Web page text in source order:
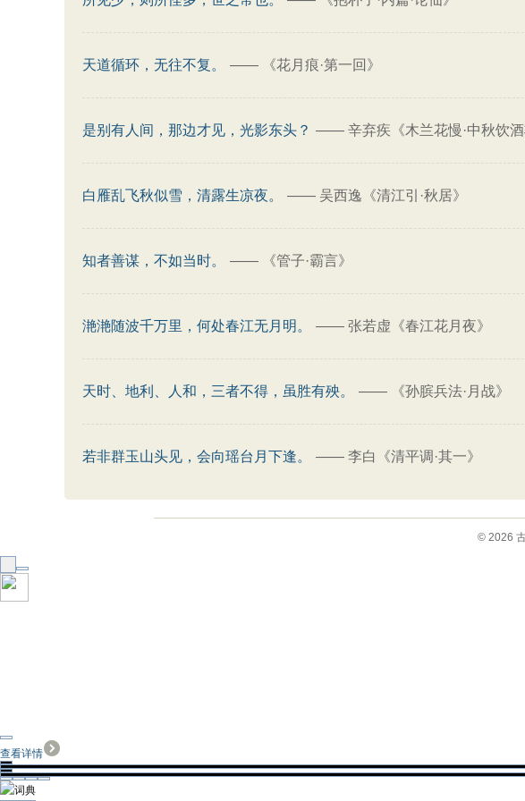
天道循环，无往不复。 —— 《花月痕·第一回》
是别有人间，那边才见，光影东头？ —— 辛弃疾《木兰花慢·中秋饮
白雁乱飞秋似雪，清露生凉夜。 —— 吴西逸《清江引·秋居》
知者善谋，不如当时。 —— 《管子·霸言》
滟滟随波千万里，何处春江无月明。 —— 张若虚《春江花月夜》
天时、地利、人和，三者不得，虽胜有殃。 —— 《孙膑兵法·月战》
若非群玉山头见，会向瑶台月下逢。 —— 李白《清平调·其一》
© 2026
查看详情